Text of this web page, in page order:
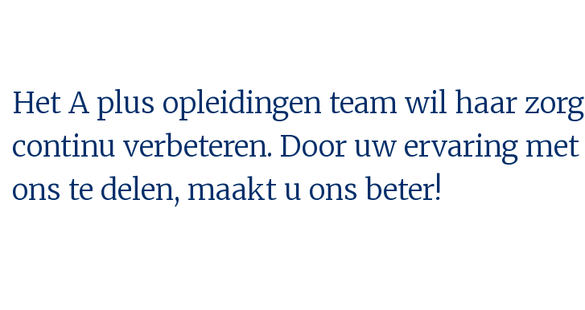
Het A plus opleidingen team wil haar zorg
continu verbeteren. Door uw ervaring met
ons te delen, maakt u ons beter!